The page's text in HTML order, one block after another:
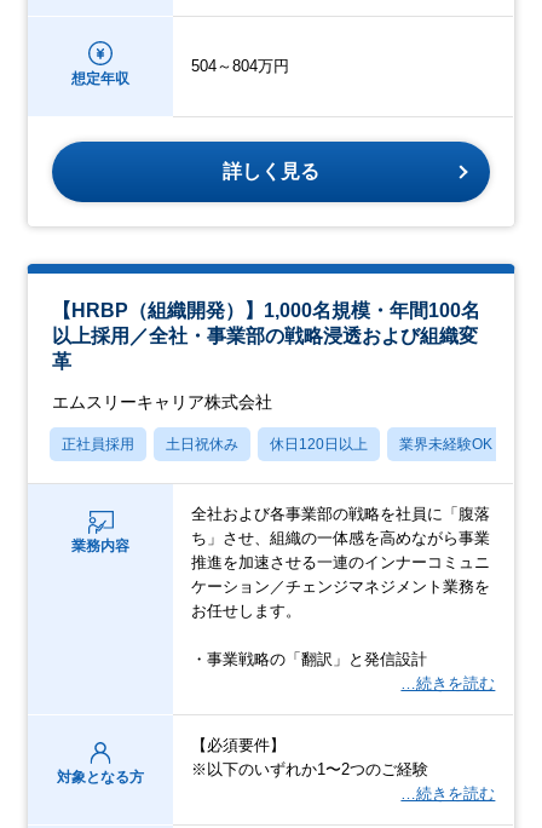
想定年収
504～804万円
詳しく見る
【HRBP（組織開発）】1,000名規模・年間100名
以上採用／全社・事業部の戦略浸透および組織変
革
エムスリーキャリア株式会社
正社員採用 土日祝休み 休日120日以上 業界未経験OK
業務内容
全社および各事業部の戦略を社員に「腹落
ち」させ、組織の一体感を高めながら事業
推進を加速させる一連のインナーコミュニ
ケーション／チェンジマネジメント業務を
お任せします。
・事業戦略の「翻訳」と発信設計
…続きを読む
対象となる方
【必須要件】
※以下のいずれか1〜2つのご経験
…続きを読む